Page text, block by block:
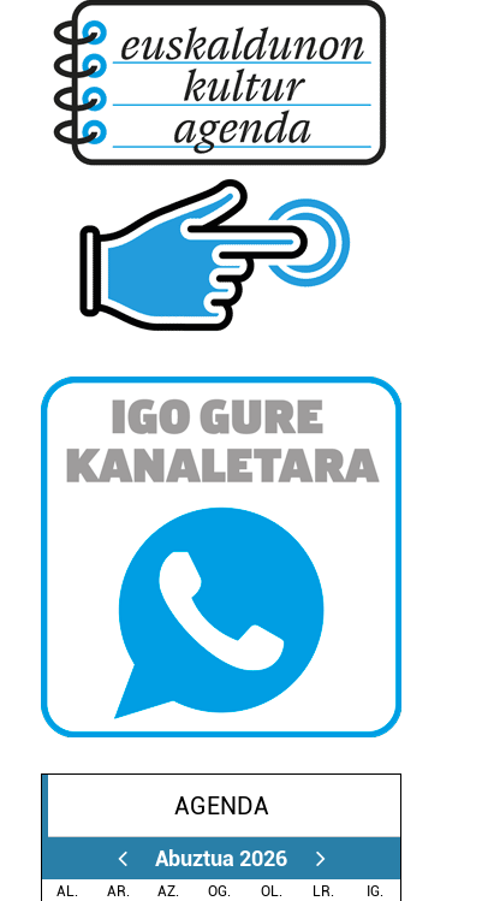
AGENDA
Abuztua 2026
AL. AR. AZ. OG. OL. LR.
IG.